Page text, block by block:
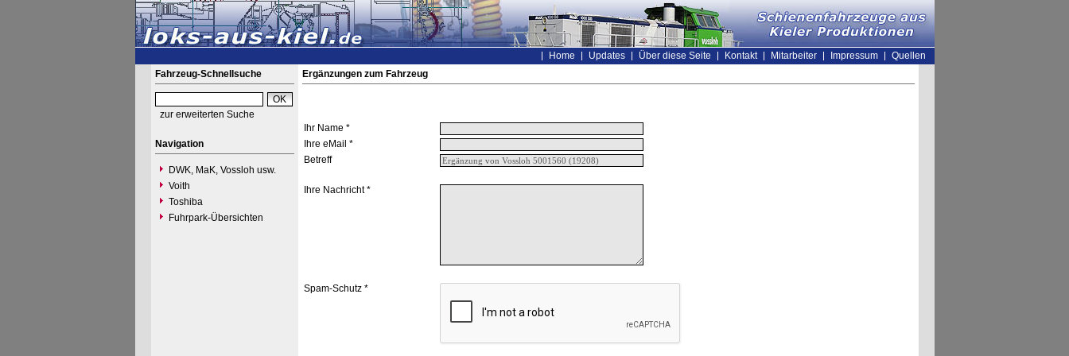
Home Updates Über diese Seite Kontakt Mitarbeiter Impressum
Quellen
Fahrzeug-Schnellsuche
zur erweiterten Suche
Navigation
DWK, MaK, Vossloh usw.
Voith
Toshiba
Fuhrpark-Übersichten
Ergänzungen zum Fahrzeug
Ihr Name *
Ihre eMail *
Betreff
Ihre Nachricht *
Spam-Schutz *